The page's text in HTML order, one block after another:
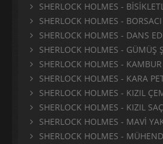
SHERLOCK HOLMES -
SHERLOCK HOLMES -
SHERLOCK HOLMES - DANS
SHERLOCK HOLMES - GÜMÜŞ
SHERLOCK HOLMES -
SHERLOCK HOLMES - KARA
SHERLOCK HOLMES - KIZIL
SHERLOCK HOLMES - KIZIL
SHERLOCK HOLMES - MAVİ
SHERLOCK HOLMES -